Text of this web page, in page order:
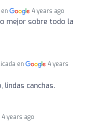
4 years ago
mejor sobre todo la
en
4 years
lindas canchas.
4 years ago